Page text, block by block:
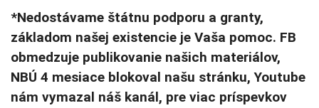
*Nedostávame štátnu podporu a granty,
základom našej existencie je Vaša pomoc. FB
obmedzuje publikovanie našich materiálov,
NBÚ 4 mesiace blokoval našu stránku, Youtube
nám vymazal náš kanál, pre viac príspevkov